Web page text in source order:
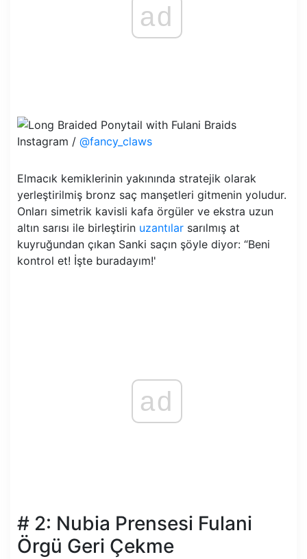
ad
Instagram / @fancy_claws
Elmacık kemiklerinin yakınında stratejik olarak
yerleştirilmiş bronz saç manşetleri gitmenin yoludur.
Onları simetrik kavisli kafa örgüler ve ekstra uzun
altın sarısı ile birleştirin uzantılar sarılmış at
kuyruğundan çıkan Sanki saçın şöyle diyor: “Beni
kontrol et! İşte buradayım!'
ad
# 2: Nubia Prensesi Fulani
Örgü Geri Çekme